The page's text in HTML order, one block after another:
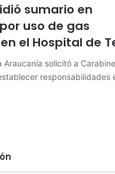
sumario en
uso de gas
el Hospital de
Araucanía solicitó a
responsabilidades